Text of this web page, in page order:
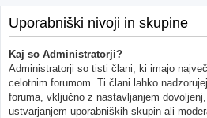
Uporabniški nivoji in skupine
Kaj so Administratorji?
Administratorji so tisti člani, ki imajo
celotnim forumom. Ti člani lahko
foruma, vključno z nastavljanjem
ustvarjanjem uporabniških skupin ali